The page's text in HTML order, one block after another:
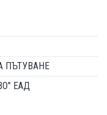
ПЪТУВАНЕ
ЕАД